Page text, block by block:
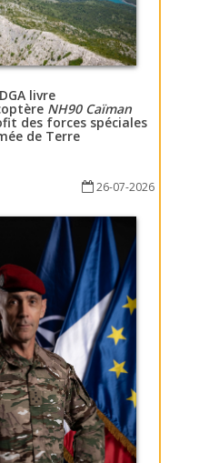
livre
NH90 Caïman
des forces spéciales
de Terre
26-07-2026